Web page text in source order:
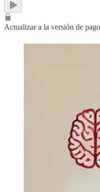
Actualizar a la versión de